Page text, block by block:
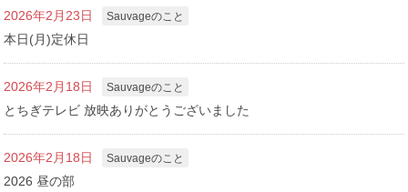
2026年2月23日 Sauvageのこと
本日(月)定休日
2026年2月18日 Sauvageのこと
とちぎテレビ 放映ありがとうございました
2026年2月18日 Sauvageのこと
2026 昼の部